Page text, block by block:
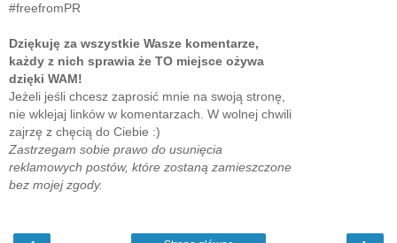
#freefromPR
Dziękuję za wszystkie Wasze komentarze,
każdy z nich sprawia że TO miejsce ożywa
dzięki WAM!
Jeżeli jeśli chcesz zaprosić mnie na swoją stronę,
nie wklejaj linków w komentarzach. W wolnej chwili
zajrzę z chęcią do Ciebie :)
Zastrzegam sobie prawo do usunięcia
reklamowych postów, które zostaną zamieszczone
bez mojej zgody.